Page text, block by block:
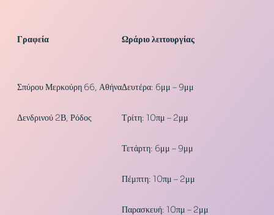
Γραφεία
Σπύρου Μερκούρη 66, Αθήνα
Δενδρινού 2Β, Ρόδος
Ωράριο λειτουργίας
Δευτέρα: 6μμ – 9μμ
Τρίτη: 10πμ – 2μμ
Τετάρτη: 6μμ – 9μμ
Πέμπτη: 10πμ – 2μμ
Παρασκευή: 10πμ – 2μμ